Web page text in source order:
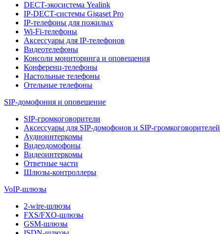
DECT-экосистема Yealink
IP-DECT-системы Gigaset Pro
IP-телефоны для пожилых
Wi-Fi-телефоны
Аксессуары для IP-телефонов
Видеотелефоны
Консоли мониторинга и оповещения
Конференц-телефоны
Настольные телефоны
Отельные телефоны
SIP-домофония и оповещение
SIP-громкоговорители
Аксессуары для SIP-домофонов и SIP-громкоговорителей
Аудиоинтеркомы
Видеодомофоны
Видеоинтеркомы
Ответные части
Шлюзы-контроллеры
VoIP-шлюзы
2-wire-шлюзы
FXS/FXO-шлюзы
GSM-шлюзы